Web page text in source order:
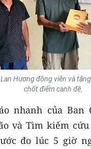
NGHỆ
THÔNG TIN
SÂU
NAM
Hương động viên và
chốt điếm canh đê.
nhanh của Ban
và Tìm kiếm
đo lúc 5 giờ